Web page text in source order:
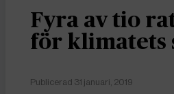
Fyra av tio
för klimatets
Publicerad 31 januari, 2019